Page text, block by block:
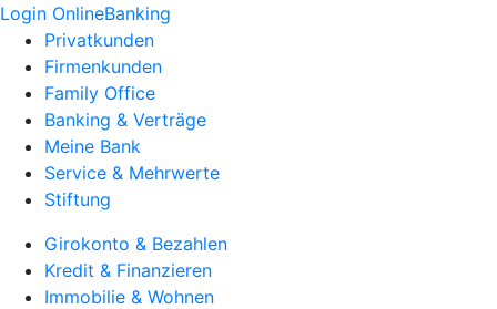
Login OnlineBanking
Privatkunden
Firmenkunden
Family Office
Banking & Verträge
Meine Bank
Service & Mehrwerte
Stiftung
Girokonto & Bezahlen
Kredit & Finanzieren
Immobilie & Wohnen